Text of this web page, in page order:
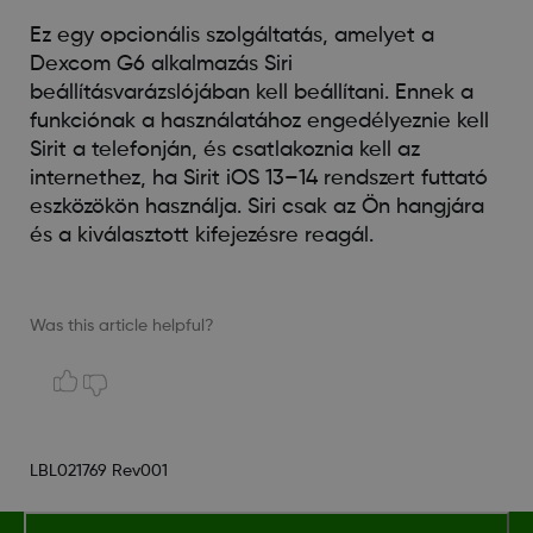
Ez egy opcionális szolgáltatás, amelyet a
Dexcom G6 alkalmazás Siri
beállításvarázslójában kell beállítani. Ennek a
funkciónak a használatához engedélyeznie kell
Sirit a telefonján, és csatlakoznia kell az
internethez, ha Sirit iOS 13–14 rendszert futtató
eszközökön használja. Siri csak az Ön hangjára
és a kiválasztott kifejezésre reagál.
Was this article helpful?
LBL021769 Rev001